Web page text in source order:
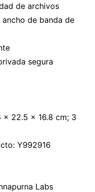
de archivos
de banda de
segura
x 22.5 x 16.8 cm; 3
‎Y992916
Labs